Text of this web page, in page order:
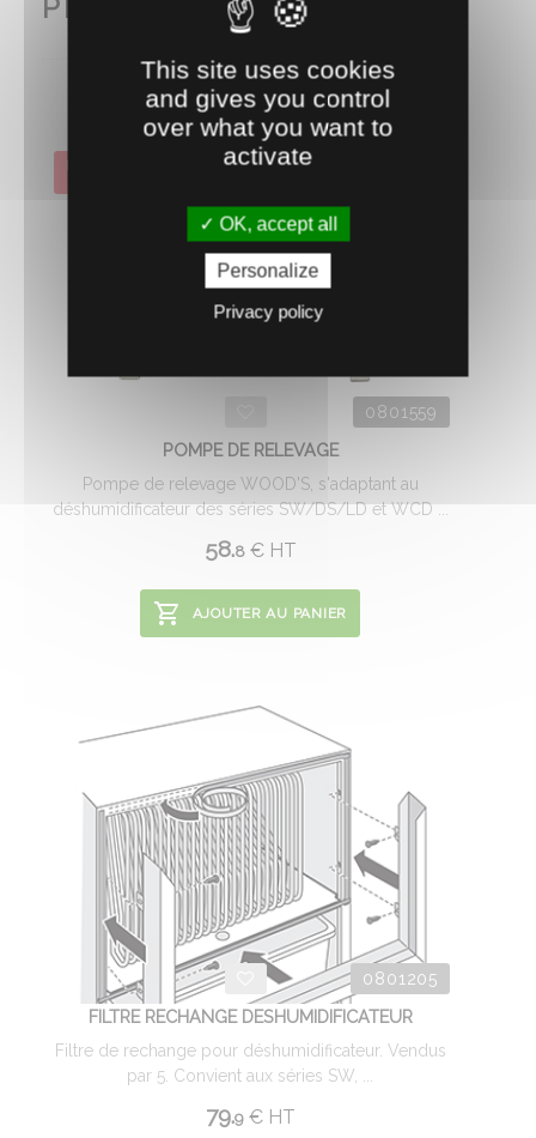
PENSEZ AUSSI À...
0801559
POMPE DE RELEVAGE
Pompe de relevage WOOD'S, s'adaptant au
déshumidificateur des séries SW/DS/LD et WCD ...
58.8 €HT
AJOUTER AU PANIER
0801205
FILTRE RECHANGE DESHUMIDIFICATEUR
Filtre de rechange pour déshumidificateur. Vendus
par 5. Convient aux séries SW, ...
79.9 €HT
This site uses cookies
and gives you control
over what you want to
activate
OK, accept all
Personalize
Privacy policy